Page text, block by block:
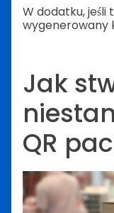
W dodatku, jeśli
wygenerowany
Jak
QR